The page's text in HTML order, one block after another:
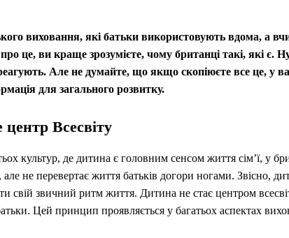
виховання, які батьки використовують вдома, а
це, ви краще зрозумієте, чому британці такі, які є.
Але не думайте, що якщо скопіюєте все це, у
для загального розвитку.
Всесвіту
культур, де дитина є головним сенсом життя сім’ї, у
але не перевертає життя батьків догори ногами. Звісно,
свій звичний ритм життя. Дитина не стає центром
Цей принцип проявляється у багатьох аспектах